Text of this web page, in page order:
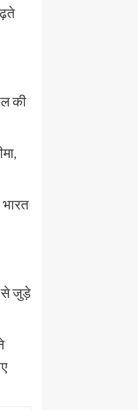
की
से जुड़े